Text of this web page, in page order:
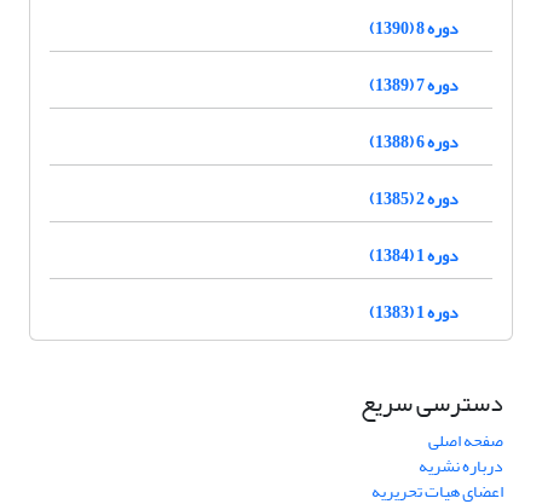
دوره 8 (1390)
دوره 7 (1389)
دوره 6 (1388)
دوره 2 (1385)
دوره 1 (1384)
دوره 1 (1383)
دسترسی سریع
صفحه اصلی
درباره نشریه
اعضای هیات تحریریه